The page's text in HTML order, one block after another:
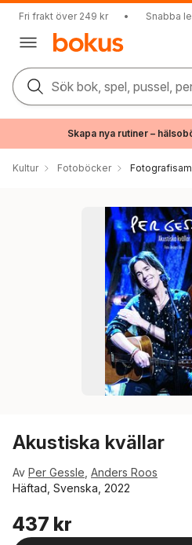
Fri frakt över 249 kr • Snabba
Sök bok, spel, pussel,
Skapa nya rutiner –
Kultur Fotoböcker
Akustiska kvällar
Av Per Gessle Anders Roos
Häftad, Svenska, 2022
437 kr